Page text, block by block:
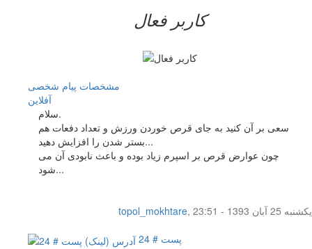
کاربر فعال
مشخصات پیام شخصی
آفلاين
سلام.
سعی بر آن کنید به جای قرص خوردن ورزش و تعداد دفعات هم
بستر شدن را افزایش دهید...
چون عوارض قرص بر اسپرم زیاد بوده و باعث نابودی آن می
شود...
topol_mokhtare,
یکشنبه 25 آبان 1393 - 23:51
پست # 24